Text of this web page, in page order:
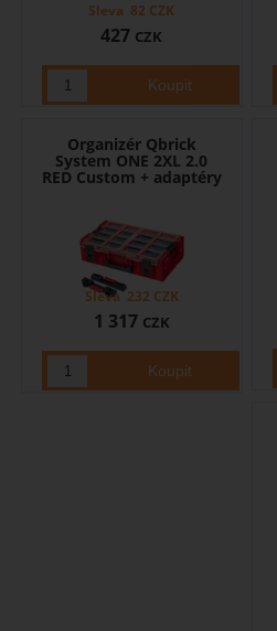
427 CZK
Sleva 82 CZK
Organizér Qbrick
System ONE 2XL 2.0
RED Custom + adaptéry
1 317 CZK
Sleva 232 CZK